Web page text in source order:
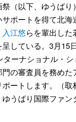
（以下、ゆうばり
ポートを得て北海
入江悠らを輩出した
している。3月15
ーナショナル・シ
の審査員を務め
ポートします。（取
うばり国際ファ